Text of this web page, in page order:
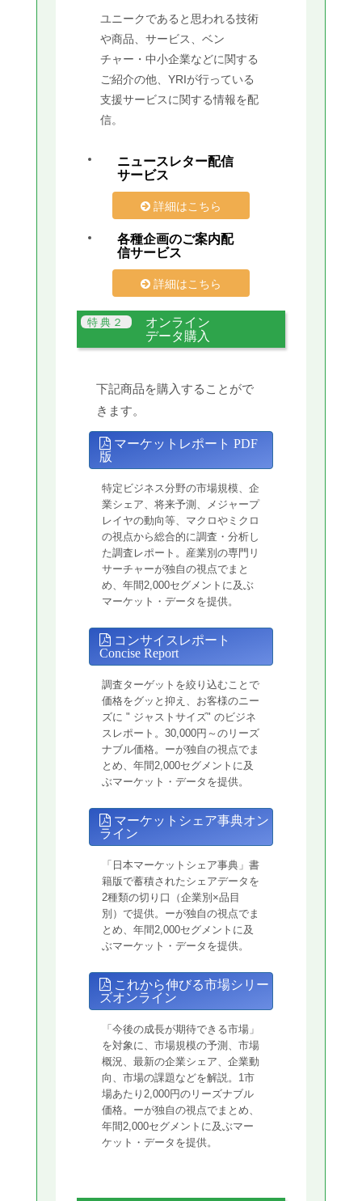
ユニークであると思われる技術
や商品、サービス、ベン
チャー・中小企業などに関する
ご紹介の他、YRIが行っている
支援サービスに関する情報を配
信。
ニュースレター配信
サービス
詳細はこちら
各種企画のご案内配
信サービス
詳細はこちら
オンライン
データ購入
下記商品を購入することがで
きます。
マーケットレポート PDF
版
特定ビジネス分野の市場規模、企
業シェア、将来予測、メジャープ
レイヤの動向等、マクロやミクロ
の視点から総合的に調査・分析し
た調査レポート。産業別の専門リ
サーチャーが独自の視点でまと
め、年間2,000セグメントに及ぶ
マーケット・データを提供。
コンサイスレポート
Concise Report
調査ターゲットを絞り込むことで
価格をグッと抑え、お客様のニー
ズに " ジャストサイズ" のビジネ
スレポート。30,000円～のリーズ
ナブル価格。ーが独自の視点でま
とめ、年間2,000セグメントに及
ぶマーケット・データを提供。
マーケットシェア事典オン
ライン
「日本マーケットシェア事典」書
籍版で蓄積されたシェアデータを
2種類の切り口（企業別×品目
別）で提供。ーが独自の視点でま
とめ、年間2,000セグメントに及
ぶマーケット・データを提供。
これから伸びる市場シリー
ズオンライン
「今後の成長が期待できる市場」
を対象に、市場規模の予測、市場
概況、最新の企業シェア、企業動
向、市場の課題などを解説。1市
場あたり2,000円のリーズナブル
価格。ーが独自の視点でまとめ、
年間2,000セグメントに及ぶマー
ケット・データを提供。